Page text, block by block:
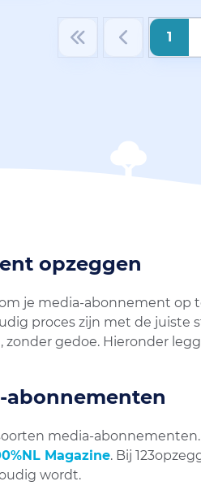
1
opzeggen
je media-abonnement
proces zijn met de juiste
zonder gedoe. Hieronder
abonnementen
media-
Magazine. Bij
wordt.